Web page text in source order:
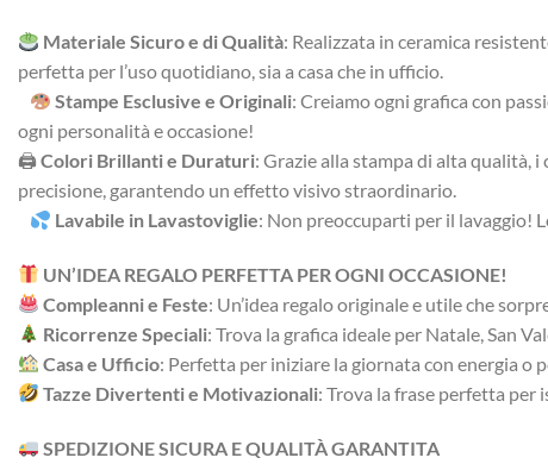
Materiale Sicuro e di Qualità: Realizzata in ceramica
perfetta per l’uso quotidiano, sia a casa che in ufficio.
Stampe Esclusive e Originali: Creiamo ogni grafica con
ogni personalità e occasione!
🖨 Colori Brillanti e Duraturi: Grazie alla stampa di alta qualità,
precisione, garantendo un effetto visivo straordinario.
Lavabile in Lavastoviglie: Non preoccuparti per il lavaggio!
UN’IDEA REGALO PERFETTA PER OGNI OCCASIONE!
Compleanni e Feste: Un’idea regalo originale e utile che
Ricorrenze Speciali: Trova la grafica ideale per Natale, San
Casa e Ufficio: Perfetta per iniziare la giornata con energia o
Tazze Divertenti e Motivazionali: Trova la frase perfetta
SPEDIZIONE SICURA E QUALITÀ GARANTITA